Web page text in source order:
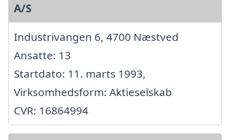
A/S
Industrivangen 6, 4700 Næstved
Ansatte: 13
Startdato: 11. marts 1993,
Virksomhedsform: Aktieselskab
CVR: 16864994